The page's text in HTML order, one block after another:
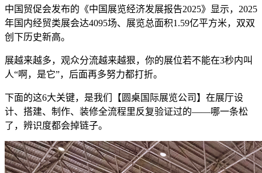
中国贸促会发布的《中国展览经济发展报告2025》显示，2025
年国内经贸类展会达4095场、展览总面积1.59亿平方米，双双
创下历史新高。
展越来越多，观众分流越来越狠，你的展位若不能在3秒内叫
人“啊，是它”，后面再多努力都打折。
下面的这6大关键，是我们【圆桌国际展览公司】在展厅设
计、搭建、制作、装修全流程里反复验证过的——哪一条松
了，辨识度都会掉链子。